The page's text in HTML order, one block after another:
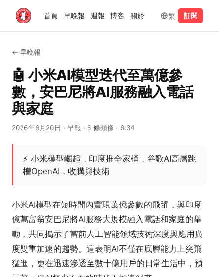
首頁 早晚報 週報 博客 關於 繁 訂閱
← 早晚報
🤖 小米AI模型迭代至萬億參
數，安巴尼將AI服務融入電話
與家庭
2026年6月20日 · 早報 · 6 條頭條 · 6:34
⚡ 小米模型崛起，印度推全家桶，谷歌AI高層跳
槽OpenAI，收購與技術
小米AI模型在短時間內實現萬億參數的飛躍，與印度
億萬富翁安巴尼將AI服務大規模融入電話和家庭的舉
動，共同揭示了當前人工智能領域技術深度與應用廣
度雙重加速的趨勢。這表明AI不僅在底層能力上突飛
猛進，更在迅速滲透至數十億用戶的日常生活中，預